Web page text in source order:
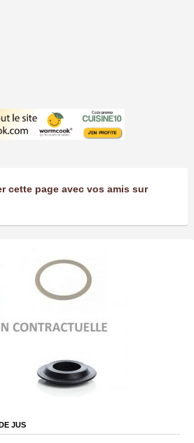
cette page avec vos amis sur
JUS